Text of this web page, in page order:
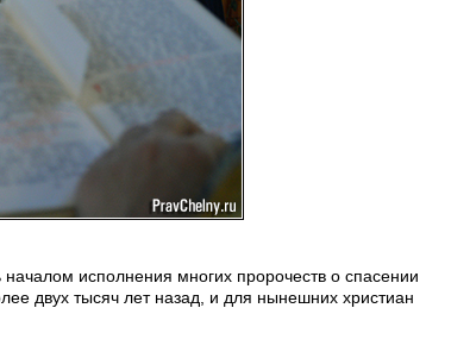
исполнения многих пророчеств о спасении
двух тысяч лет назад, и для нынешних христиан